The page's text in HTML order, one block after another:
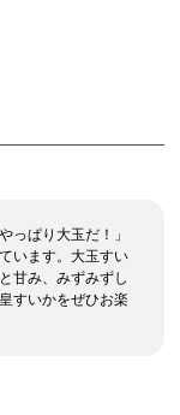
っぱり大玉だ！」
います。大玉すい
甘み、みずみずし
すいかをぜひお楽